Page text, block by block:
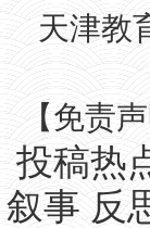
天津教
【免责
投稿热
叙事 反